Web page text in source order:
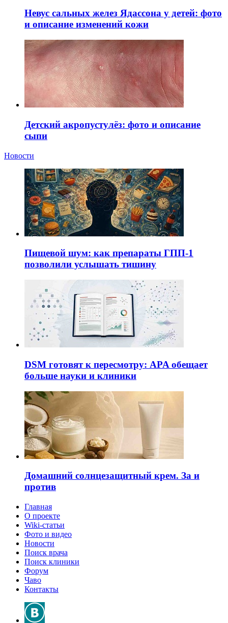
Невус сальных желез Ядассона у детей: фото
и описание изменений кожи
Детский акропустулёз: фото и описание
сыпи
Новости
Пищевой шум: как препараты ГПП-1
позволили услышать тишину
DSM готовят к пересмотру: APA обещает
больше науки и клиники
Домашний солнцезащитный крем. За и
против
Главная
О проекте
Wiki-статьи
Фото и видео
Новости
Поиск врача
Поиск клиники
Форум
Чаво
Контакты